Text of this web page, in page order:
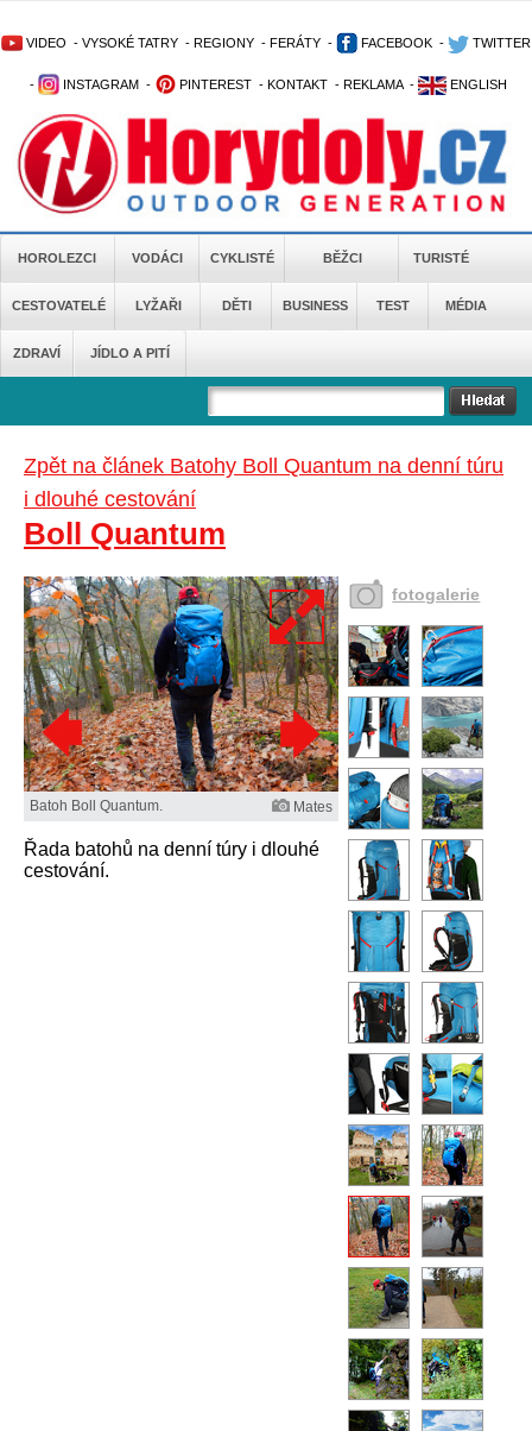
VIDEO - VYSOKÉ TATRY - REGIONY - FERÁTY - FACEBOOK - TWITTER
- INSTAGRAM - PINTEREST - KONTAKT - REKLAMA - ENGLISH
HOROLEZCI VODÁCI CYKLISTÉ BĚŽCI TURISTÉ
CESTOVATELÉ LYŽAŘI DĚTI BUSINESS TEST MÉDIA
ZDRAVÍ JÍDLO A PITÍ
Zpět na článek Batohy Boll Quantum na denní túru
i dlouhé cestování
Boll Quantum
Batoh Boll Quantum. Mates
Řada batohů na denní túry i dlouhé
cestování.
fotogalerie